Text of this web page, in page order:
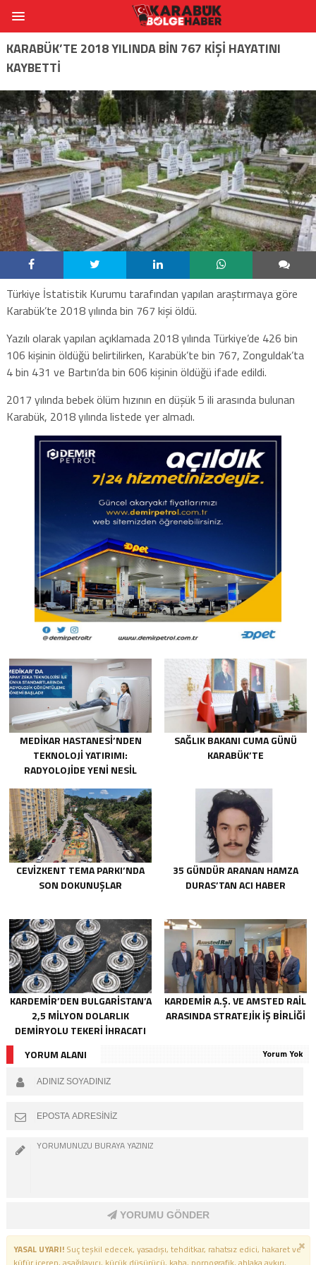
KARABÜK’TE 2018 YILINDA BİN 767 KİŞİ HAYATINI
KAYBETTİ
Türkiye İstatistik Kurumu tarafından yapılan araştırmaya göre
Karabük’te 2018 yılında bin 767 kişi öldü.
Yazılı olarak yapılan açıklamada 2018 yılında Türkiye’de 426 bin
106 kişinin öldüğü belirtilirken, Karabük’te bin 767, Zonguldak’ta
4 bin 431 ve Bartın’da bin 606 kişinin öldüğü ifade edildi.
2017 yılında bebek ölüm hızının en düşük 5 ili arasında bulunan
Karabük, 2018 yılında listede yer almadı.
MEDİKAR HASTANESİ’NDEN
TEKNOLOJİ YATIRIMI:
RADYOLOJİDE YENİ NESİL
SAĞLIK BAKANI CUMA GÜNÜ
KARABÜK’TE
CEVİZKENT TEMA PARKI’NDA
SON DOKUNUŞLAR
35 GÜNDÜR ARANAN HAMZA
DURAS’TAN ACI HABER
KARDEMİR’DEN BULGARİSTAN’A
2,5 MİLYON DOLARLIK
DEMİRYOLU TEKERİ İHRACATI
KARDEMİR A.Ş. VE AMSTED RAİL
ARASINDA STRATEJİK İŞ BİRLİĞİ
YORUM ALANI Yorum Yok
YORUMU GÖNDER
YASAL UYARI!Suç teşkil edecek, yasadışı, tehditkar, rahatsız edici, hakaret ve
küfür içeren, aşağılayıcı, küçük düşürücü, kaba, pornografik, ahlaka aykırı,